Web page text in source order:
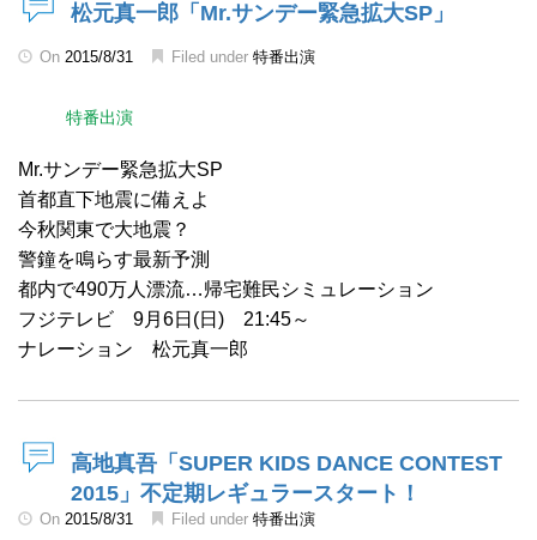
松元真一郎「Mr.サンデー緊急拡大SP」
On 2015/8/31 Filed under 特番出演
特番出演
Mr.サンデー緊急拡大SP
首都直下地震に備えよ
今秋関東で大地震？
警鐘を鳴らす最新予測
都内で490万人漂流…帰宅難民シミュレーション
フジテレビ 9月6日(日) 21:45～
ナレーション 松元真一郎
高地真吾「SUPER KIDS DANCE CONTEST
2015」不定期レギュラースタート！
On 2015/8/31 Filed under 特番出演